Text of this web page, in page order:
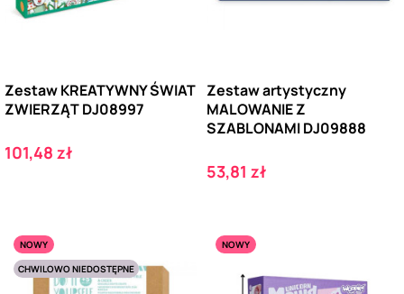
Zestaw KREATYWNY ŚWIAT
ZWIERZĄT DJ08997
Cena
101,48 zł
Zestaw artystyczny
MALOWANIE Z
SZABLONAMI DJ09888
Cena
53,81 zł
NOWY
CHWILOWO NIEDOSTĘPNE
NOWY